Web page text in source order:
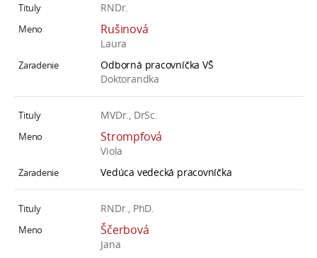
RNDr.
Rušinová
Laura
Odborná pracovníčka VŠ
Doktorandka
MVDr., DrSc.
Strompfová
Viola
Vedúca vedecká pracovníčka
RNDr., PhD.
Ščerbová
Jana